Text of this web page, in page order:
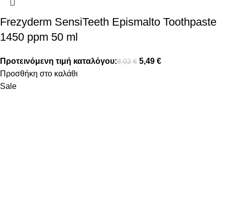
Frezyderm SensiTeeth Epismalto Toothpaste
1450 ppm 50 ml
Προτεινόμενη τιμή καταλόγου:8,02€ 5,49 €
Προσθήκη στο καλάθι
Sale